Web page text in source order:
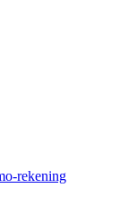
rekening